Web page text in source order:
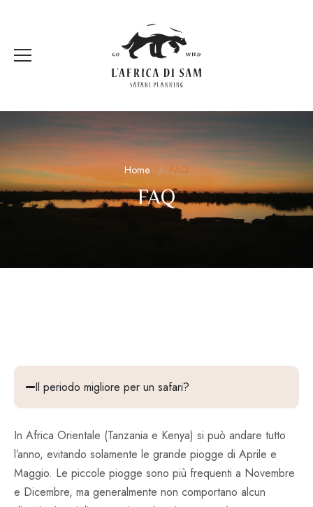
Home FAQ
FAQ
Il periodo migliore per un safari?
In Africa Orientale (Tanzania e Kenya) si può andare tutto
l’anno, evitando solamente le grande piogge di Aprile e
Maggio. Le piccole piogge sono più frequenti a Novembre
e Dicembre, ma generalmente non comportano alcun